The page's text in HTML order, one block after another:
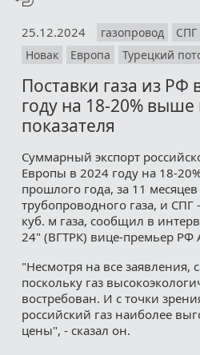
Подписка
25.12.2024 газопровод СПГ
Новак
Европа Турецкий
Поставки газа из РФ
году на 18-20%
показателя
Суммарный экспорт
Европы в 2024 году на 18-
прошлого года, за 11
трубопроводного газа, и
куб. м газа, сообщил в
24" (ВГТРК) вице-премьер РФ
"Несмотря на все заявления,
поскольку газ
востребован. И с точки
российский газ наиболее
цены", - сказал он.